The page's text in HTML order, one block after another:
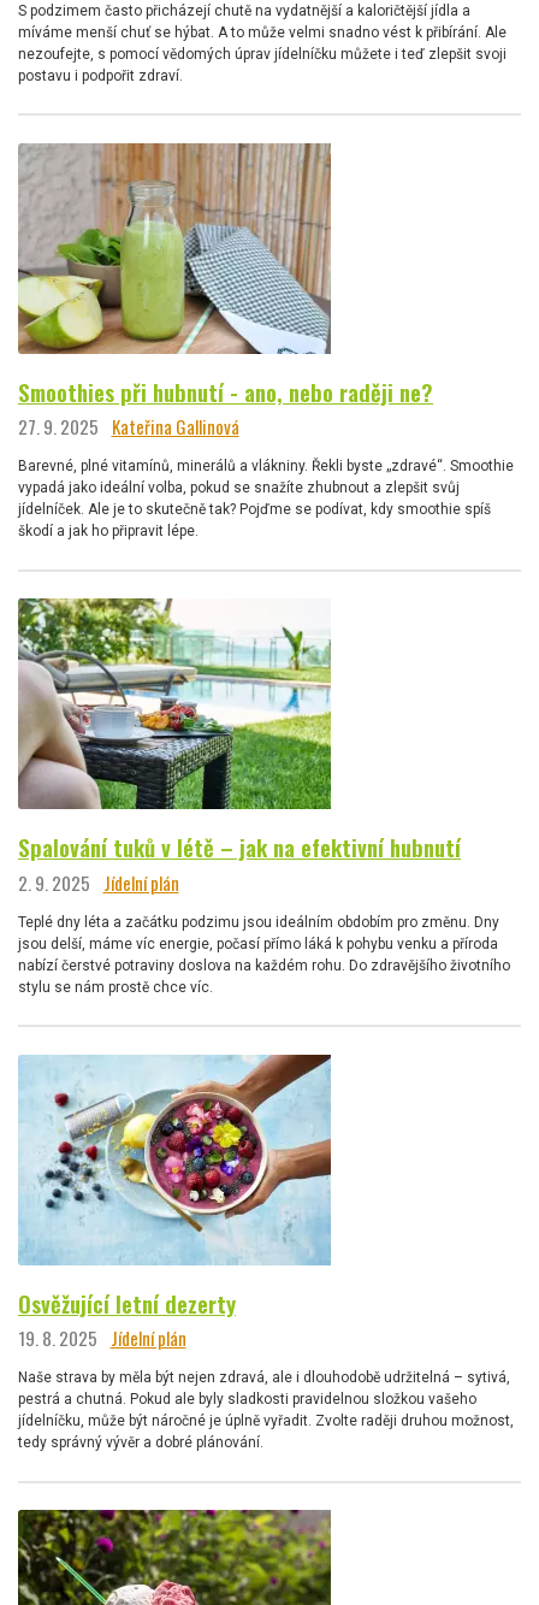
S podzimem často přicházejí chutě na vydatnější a kaloričtější jídla a
míváme menší chuť se hýbat. A to může velmi snadno vést k přibírání. Ale
nezoufejte, s pomocí vědomých úprav jídelníčku můžete i teď zlepšit svoji
postavu i podpořit zdraví.
Smoothies při hubnutí - ano, nebo raději ne?
27. 9. 2025 Kateřina Gallinová
Barevné, plné vitamínů, minerálů a vlákniny. Řekli byste „zdravé“. Smoothie
vypadá jako ideální volba, pokud se snažíte zhubnout a zlepšit svůj
jídelníček. Ale je to skutečně tak? Pojďme se podívat, kdy smoothie spíš
škodí a jak ho připravit lépe.
Spalování tuků v létě – jak na efektivní hubnutí
2. 9. 2025 Jídelní plán
Teplé dny léta a začátku podzimu jsou ideálním obdobím pro změnu. Dny
jsou delší, máme víc energie, počasí přímo láká k pohybu venku a příroda
nabízí čerstvé potraviny doslova na každém rohu. Do zdravějšího životního
stylu se nám prostě chce víc.
Osvěžující letní dezerty
19. 8. 2025 Jídelní plán
Naše strava by měla být nejen zdravá, ale i dlouhodobě udržitelná – sytivá,
pestrá a chutná. Pokud ale byly sladkosti pravidelnou složkou vašeho
jídelníčku, může být náročné je úplně vyřadit. Zvolte raději druhou možnost,
tedy správný vývěr a dobré plánování.